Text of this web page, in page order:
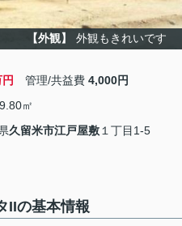
【外観】 外観もきれいです
管理/共益費 4,000円
㎡
久留米市江戸屋敷 １丁目1-5
IIの基本情報